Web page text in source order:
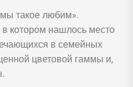
такое любим».
котором нашлось место
в семейных
цветовой гаммы и,